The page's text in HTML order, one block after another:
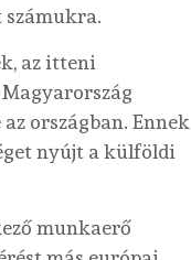
számukra.
az itteni
országban. Ennek
nyújt a külföldi
munkaerő